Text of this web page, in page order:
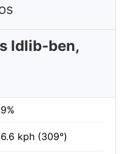
Idlib-ben,
kph (309°)